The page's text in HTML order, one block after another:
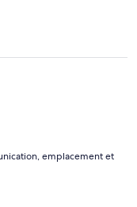
emplacement et